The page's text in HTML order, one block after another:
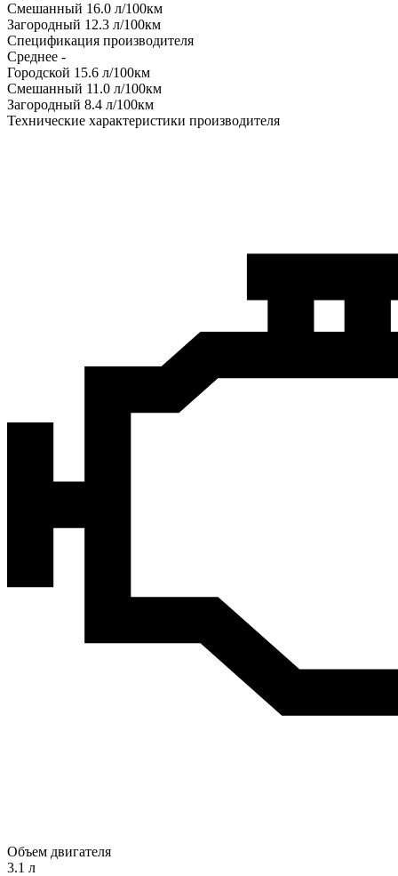
Смешанный 16.0 л/100км
Загородный 12.3 л/100км
Спецификация производителя
Среднее -
Городской 15.6 л/100км
Смешанный 11.0 л/100км
Загородный 8.4 л/100км
Технические характеристики производителя
Объем двигателя
3.1 л